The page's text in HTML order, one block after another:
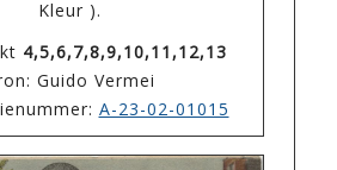
Kleur ).
4,5,6,7,8,9,10,11,12,13
Guido Vermei
A-23-02-01015